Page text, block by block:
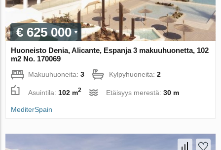
€ 625 000
Huoneisto Denia, Alicante, Espanja 3 makuuhuonetta, 102
m2 No. 170069
Makuuhuoneita:3 Kylpyhuoneita:2
Asuintila: 102 m2 Etäisyys merestä:30 m
MediterSpain